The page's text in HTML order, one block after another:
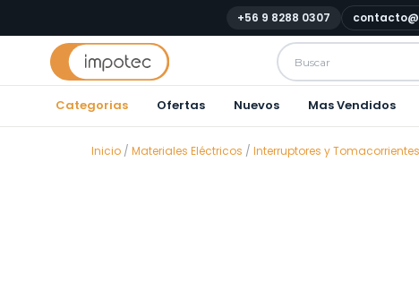
+56 9 8288 0307
Categorias Ofertas Nuevos Mas Vendidos
Inicio / Materiales Eléctricos / Interruptores y Tomacorrientes